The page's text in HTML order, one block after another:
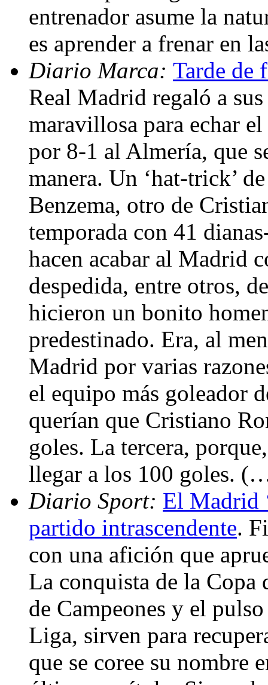
entrenador asume la
es aprender a frenar en
Diario Marca: Tarde de
Real Madrid regaló a
maravillosa para echar
por 8-1 al Almería, que
manera. Un ‘hat-trick’
Benzema, otro de
temporada con 41
hacen acabar al Madrid
despedida, entre otros,
hicieron un bonito
predestinado. Era, al
Madrid por varias
el equipo más goleador
querían que Cristiano
goles. La tercera,
llegar a los 100 goles.
Diario Sport: El Madrid
partido intrascendente.
con una afición que
La conquista de la Copa
de Campeones y el
Liga, sirven para
que se coree su nombre